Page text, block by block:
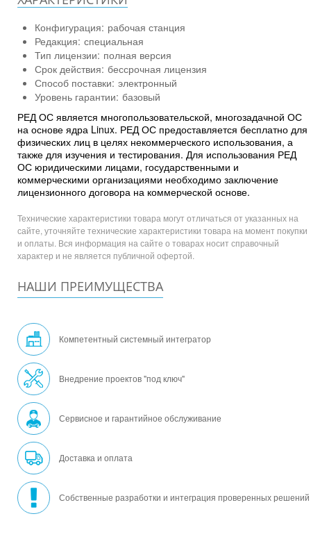
Конфигурация: рабочая станция
Редакция: специальная
Тип лицензии: полная версия
Срок действия: бессрочная лицензия
Способ поставки: электронный
Уровень гарантии: базовый
РЕД ОС является многопользовательской, многозадачной ОС
на основе ядра Linux. РЕД ОС предоставляется бесплатно для
физических лиц в целях некоммерческого использования, а
также для изучения и тестирования. Для использования РЕД
ОС юридическими лицами, государственными и
коммерческими организациями необходимо заключение
лицензионного договора на коммерческой основе.
Технические характеристики товара могут отличаться от указанных на
сайте, уточняйте технические характеристики товара на момент покупки
и оплаты. Вся информация на сайте о товарах носит справочный
характер и не является публичной офертой.
НАШИ ПРЕИМУЩЕСТВА
Компетентный системный интегратор
Внедрение проектов "под ключ"
Сервисное и гарантийное обслуживание
Доставка и оплата
Собственные разработки и интеграция проверенных решений